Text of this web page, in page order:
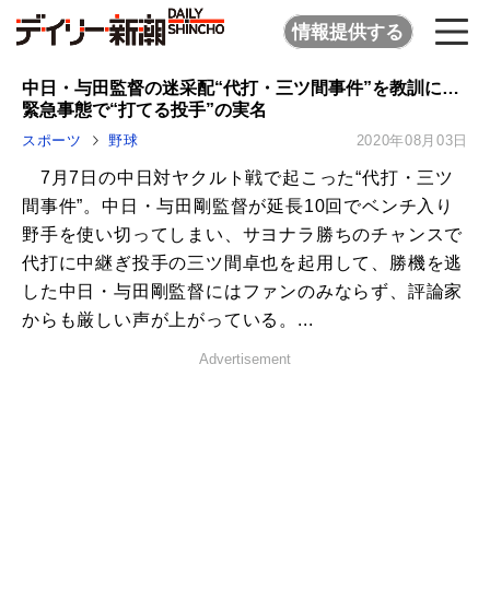
情報提供する
中日・与田監督の迷采配“代打・三ツ間事件”を教訓に…
緊急事態で“打てる投手”の実名
スポーツ 野球 2020年08月03日
7月7日の中日対ヤクルト戦で起こった“代打・三ツ
間事件”。中日・与田剛監督が延長10回でベンチ入り
野手を使い切ってしまい、サヨナラ勝ちのチャンスで
代打に中継ぎ投手の三ツ間卓也を起用して、勝機を逃
した中日・与田剛監督にはファンのみならず、評論家
からも厳しい声が上がっている。...
Advertisement